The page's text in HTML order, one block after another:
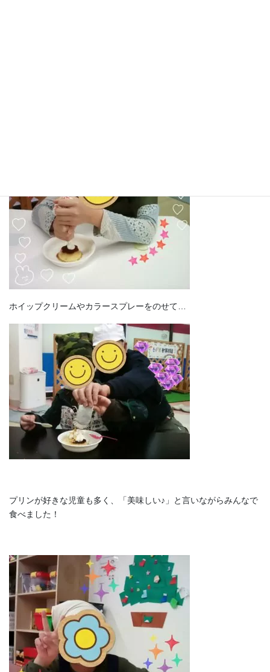
ホイップクリームやカラースプレーをのせて…
プリンが好きな児童も多く、「美味しい♪」と言いながらみんなで
食べました！